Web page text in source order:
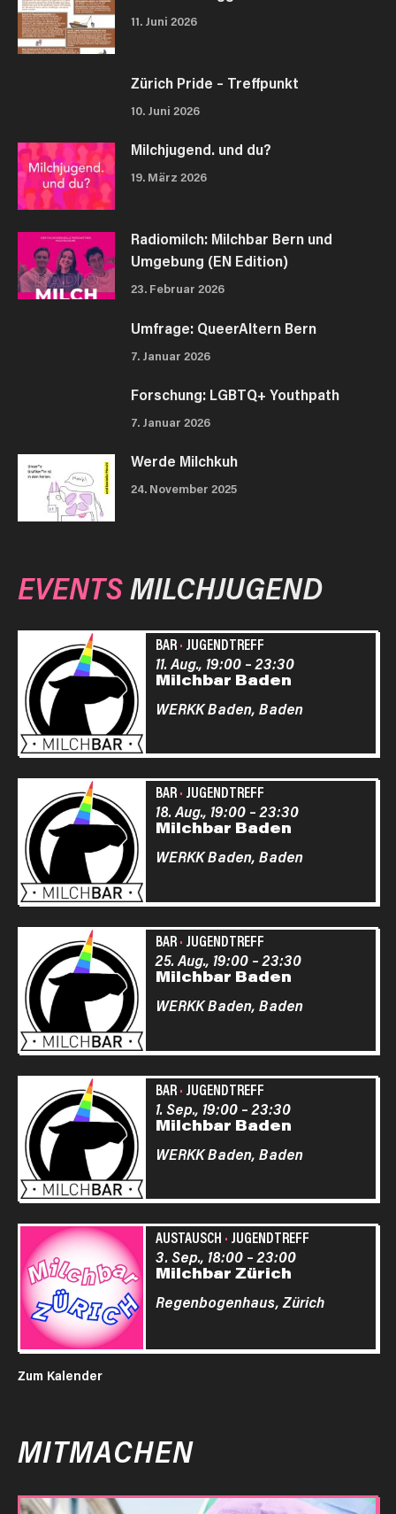
11. Juni 2026
Zürich Pride – Treffpunkt
10. Juni 2026
Milchjugend. und du?
19. März 2026
Radiomilch: Milchbar Bern und
Umgebung (EN Edition)
23. Februar 2026
Umfrage: QueerAltern Bern
7. Januar 2026
Forschung: LGBTQ+ Youthpath
7. Januar 2026
Werde Milchkuh
24. November 2025
EVENTSMILCHJUGEND
BAR· JUGENDTREFF
Milchbar Baden
11. Aug., 19:00–23:30
WERKK Baden, Baden
BAR· JUGENDTREFF
Milchbar Baden
18. Aug., 19:00–23:30
WERKK Baden, Baden
BAR· JUGENDTREFF
Milchbar Baden
25. Aug., 19:00–23:30
WERKK Baden, Baden
BAR· JUGENDTREFF
Milchbar Baden
1. Sep., 19:00–23:30
WERKK Baden, Baden
AUSTAUSCH · JUGENDTREFF
Milchbar Zürich
3. Sep., 18:00–23:00
Regenbogenhaus, Zürich
Zum Kalender
MITMACHEN